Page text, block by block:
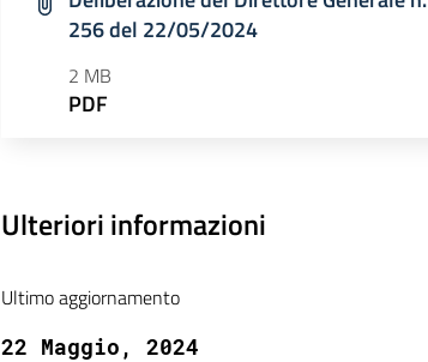
256 del 22/05/2024
2 MB
PDF
Ulteriori informazioni
Ultimo aggiornamento
22 Maggio, 2024